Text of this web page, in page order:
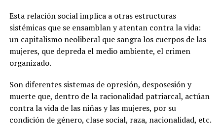
Esta relación social implica a otras estructuras
sistémicas que se ensamblan y atentan contra la vida:
un capitalismo neoliberal que sangra los cuerpos de las
mujeres, que depreda el medio ambiente, el crimen
organizado.
Son diferentes sistemas de opresión, desposesión y
muerte que, dentro de la racionalidad patriarcal, actúan
contra la vida de las niñas y las mujeres, por su
condición de género, clase social, raza, nacionalidad, etc.